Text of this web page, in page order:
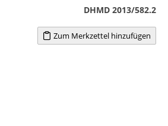
DHMD 2013/582.2
Zum Merkzettel hinzufügen